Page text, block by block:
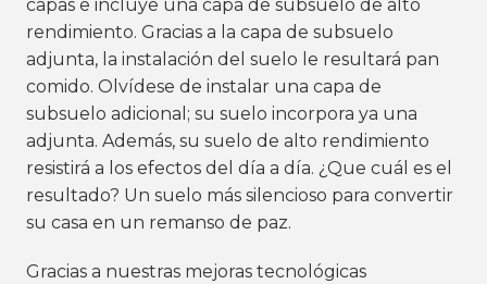
capas e incluye una capa de subsuelo de alto
rendimiento. Gracias a la capa de subsuelo
adjunta, la instalación del suelo le resultará pan
comido. Olvídese de instalar una capa de
subsuelo adicional; su suelo incorpora ya una
adjunta. Además, su suelo de alto rendimiento
resistirá a los efectos del día a día. ¿Que cuál es el
resultado? Un suelo más silencioso para convertir
su casa en un remanso de paz.
Gracias a nuestras mejoras tecnológicas